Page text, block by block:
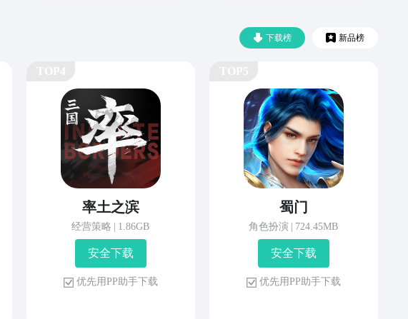
下载榜 新品榜
率土之滨
经营策略 1.86GB
安 全 下 载
优 先 用 P P 助 手 下 载
蜀门
角色扮演 724.45MB
安 全 下 载
优 先 用 P P 助 手 下 载